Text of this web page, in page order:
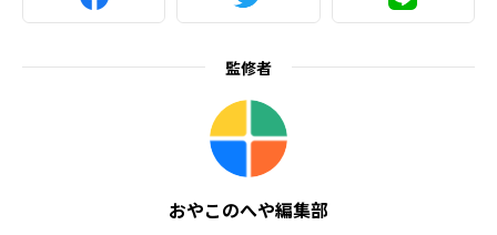
監修者
おやこのへや編集部